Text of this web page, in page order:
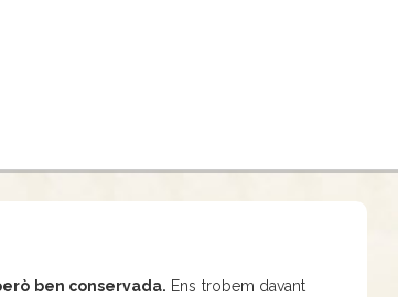
ben conservada. Ens trobem davant